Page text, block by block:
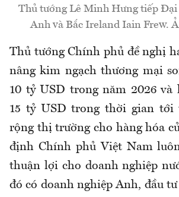
Thủ tướng Lê Minh Hưng tiếp Đại
Anh và Bắc Ireland Iain Frew.
Thủ tướng Chính phủ đề nghị
nâng kim ngạch thương mại
10 tỷ USD trong năm 2026 và
15 tỷ USD trong thời gian tới
rộng thị trường cho hàng hóa
định Chính phủ Việt Nam
thuận lợi cho doanh nghiệp
đó có doanh nghiệp Anh, đầu